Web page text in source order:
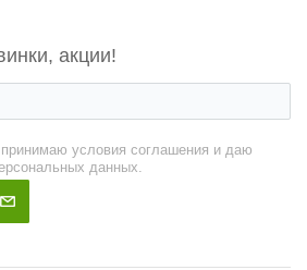
акции!
условия соглашения и даю
данных.